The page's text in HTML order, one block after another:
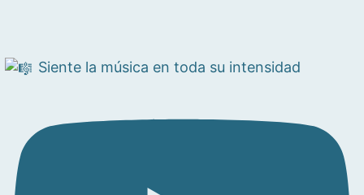
Siente la música en toda su intensidad